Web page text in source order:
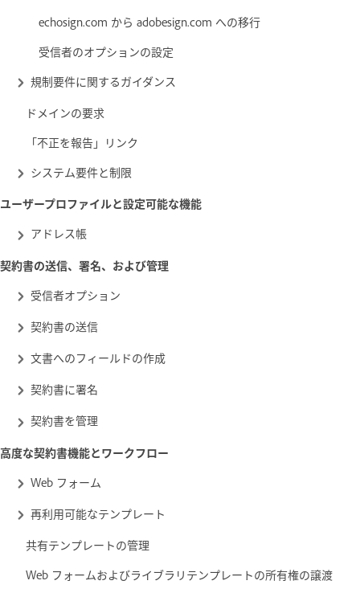
echosign.com から adobesign.com への移行
受信者のオプションの設定
規制要件に関するガイダンス
ドメインの要求
「不正を報告」リンク
システム要件と制限
ユーザープロファイルと設定可能な機能
アドレス帳
契約書の送信、署名、および管理
受信者オプション
契約書の送信
文書へのフィールドの作成
契約書に署名
契約書を管理
高度な契約書機能とワークフロー
Web フォーム
再利用可能なテンプレート
共有テンプレートの管理
Web フォームおよびライブラリテンプレートの所有権の譲渡